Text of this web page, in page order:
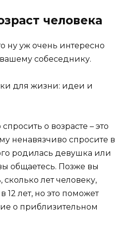
человека
ну уж очень интересно
вашему собеседнику.
о возрасте – это
ненавязчиво спросите в
родилась девушка или
общаетесь. Позже вы
лет человеку,
12 лет, но это поможет
о приблизительном